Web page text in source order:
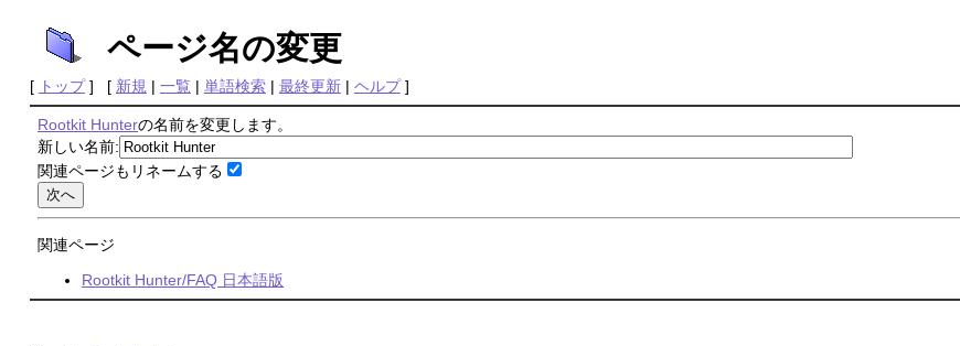
ページ名の変更
[ トップ] [ 新規 | 一覧 | 単語検索| 最終更新| ヘルプ]
Rootkit Hunterの名前を変更します。
新しい名前:
関連ページもリネームする
関連ページ
Rootkit Hunter/FAQ 日本語版